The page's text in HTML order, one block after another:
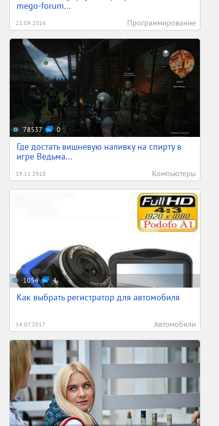
mego-forum...
22.09.2016 Программирование
78537 0
Где достать вишневую наливку на спирту в
игре Ведьма...
19.11.2018 Компьютеры
1054 4
Как выбрать регистратор для автомобиля
14.07.2017 Автомобили